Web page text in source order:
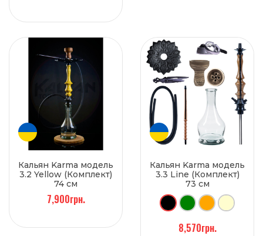
Кальян Karma модель
3.2 Yellow (Комплект)
74 см
7,900грн.
Кальян Karma модель
3.3 Line (Комплект)
73 см
8,570грн.